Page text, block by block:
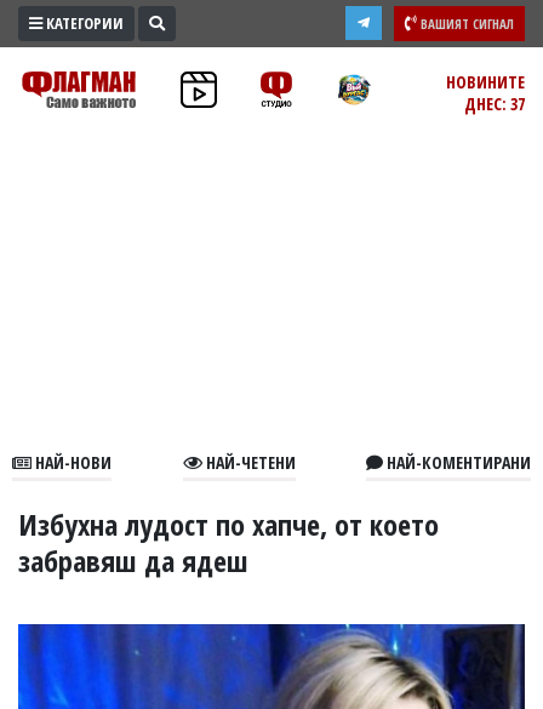
ПРОМО
ЗОНА
В
УКРАЙНА
РАЗСЛЕДВАНЕ
БИЗНЕС
ЮГ
КАТЕГОРИИ ВАШИЯТ СИГНАЛ
НОВИНИТЕ
ДНЕС: 37
НАЙ-НОВИ НАЙ-ЧЕТЕНИ НАЙ-КОМЕНТИРАНИ
Избухна лудост по хапче, от което
забравяш да ядеш